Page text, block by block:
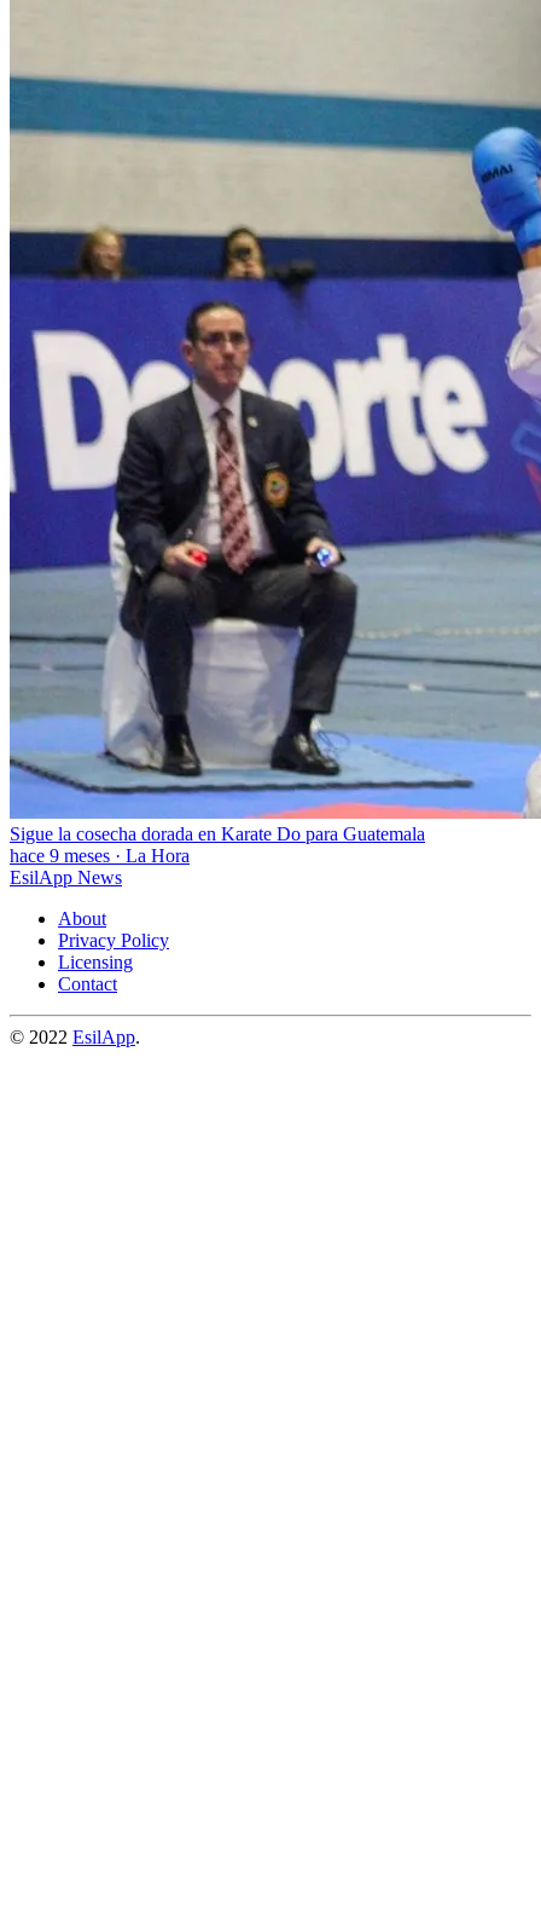
Sigue la cosecha dorada en Karate Do para Guatemala
hace 9 meses · La Hora
EsilApp News
About
Privacy Policy
Licensing
Contact
© 2022 EsilApp.